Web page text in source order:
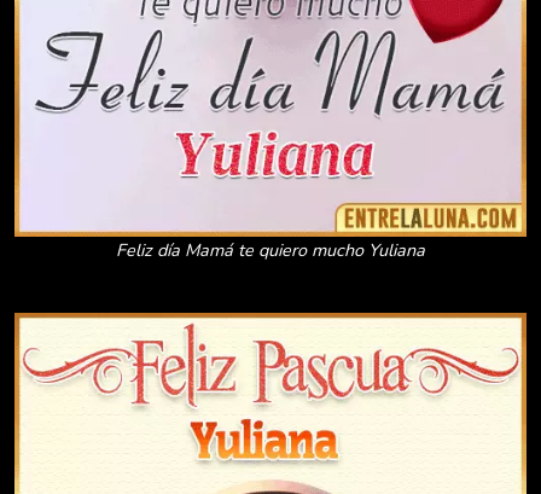
Feliz día Mamá te quiero mucho Yuliana